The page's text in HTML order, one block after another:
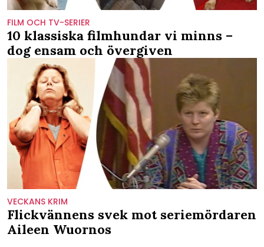
FILM OCH TV-SERIER
10 klassiska filmhundar vi minns –
dog ensam och övergiven
VECKANS KRIM
Flickvännens svek mot seriemördaren
Aileen Wuornos